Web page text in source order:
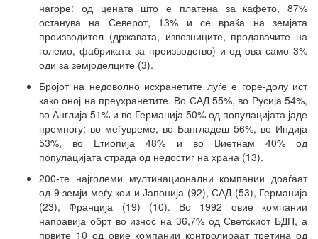
нагоре: од цената што е платена за кафето, 87%
останува на Северот, 13% и се враќа на земјата
производител (државата, извозниците, продавачите на
големо, фабриката за производство) и од ова само 3%
оди за земјоделците (3).
Бројот на недоволно исхранетите луѓе е горе-долу ист
како оној на преухранетите. Во САД 55%, во Русија 54%,
во Англија 51% и во Германија 50% од популацијата јаде
премногу; во меѓувреме, во Бангладеш 56%, во Индија
53%, во Етиопија 48% и во Виетнам 40% од
популацијата страда од недостиг на храна (13).
200-те најголеми мултинационални компании доаѓаат
од 9 земји меѓу кои и Јапонија (92), САД (53), Германија
(23), Франција (19) (10). Во 1992 овие компании
направија обрт во износ на 36,7% од Светскиот БДП, а
првите 10 од овие компании контролираат третина од